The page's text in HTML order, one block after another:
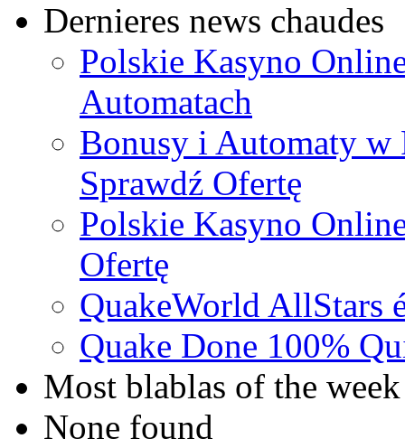
Dernieres news chaudes
Polskie Kasyno
Automatach
Bonusy i Automaty w
Sprawdź Ofertę
Polskie Kasyno
Ofertę
QuakeWorld AllStars
Quake Done 100%
Most blablas of the week
None found